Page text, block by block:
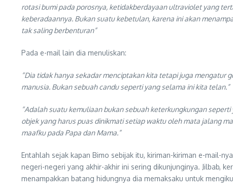
rotasi bumi pada porosnya, ketidakberdayaan ultraviolet yang
keberadaannya. Bukan suatu kebetulan, karena ini akan
tak saling berbenturan”
Pada e-mail lain dia menuliskan:
“Dia tidak hanya sekadar menciptakan kita tetapi juga mengatur
manusia. Bukan sebuah candu seperti yang selama ini kita telan.”
“Adalah suatu kemuliaan bukan sebuah keterkungkungan
objek yang harus puas dinikmati setiap waktu oleh mata jalang
maafku pada Papa dan Mama.”
Entahlah sejak kapan Bimo sebijak itu, kiriman-kiriman e-mail-
negeri-negeri yang akhir-akhir ini sering dikunjunginya. Jilbab,
menampakkan batang hidungnya dia memaksaku untuk